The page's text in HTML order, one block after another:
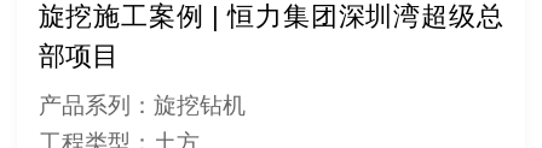
旋挖施工案例 | 恒力集团深圳湾超级总
部项目
产品系列：旋挖钻机
工程类型：土方